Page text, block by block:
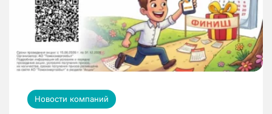
Новости компаний